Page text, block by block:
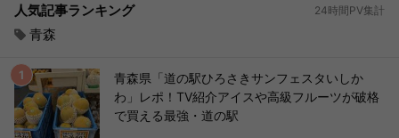
人気記事ランキング 24時間PV集計
青森
青森県「道の駅ひろさきサンフェスタいしか
わ」レポ！TV紹介アイスや高級フルーツが破格
で買える最強・道の駅